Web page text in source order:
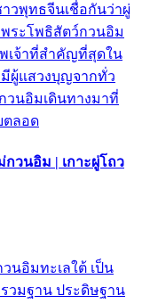
วพุทธจีนเชื่อกันว่าผู่
ระโพธิสัตว์กวนอิม
เจ้าที่สำคัญที่สุดใน
ผู้แสวงบุญจากทั่ว
วนอิมเดินทางมาที่
ตลอด
วนอิม | เกาะผู่โถว
นอิมทะเลใต้ เป็น
วมฐาน ประดิษฐาน